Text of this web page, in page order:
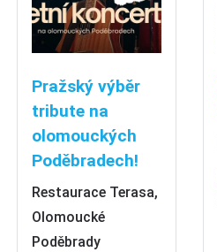
Pražský výběr
tribute na
olomouckých
Poděbradech!
Restaurace Terasa,
Olomoucké
Poděbrady